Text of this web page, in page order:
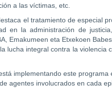
a las víctimas, etc.
el tratamiento de especial
en la administración de
Emakumeen eta Etxekoen
lucha integral contra la violencia
implementando este
agentes involucrados en cada